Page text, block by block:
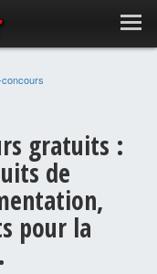
gratuits :
de
pour la